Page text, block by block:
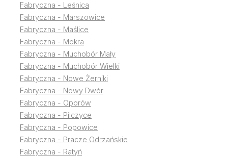
Fabryczna - Leśnica
Fabryczna - Marszowice
Fabryczna - Maślice
Fabryczna - Mokra
Fabryczna - Muchobór Mały
Fabryczna - Muchobór Wielki
Fabryczna - Nowe Żerniki
Fabryczna - Nowy Dwór
Fabryczna - Oporów
Fabryczna - Pilczyce
Fabryczna - Popowice
Fabryczna - Pracze Odrzańskie
Fabryczna - Ratyń